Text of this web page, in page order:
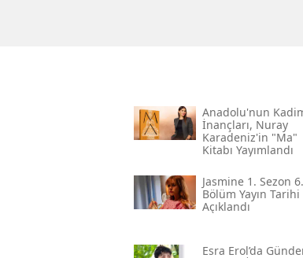
Anadolu'nun
İnançları, Nuray
Karadeniz'in "ma"
Kitabı Yayımlandı
Jasmine 1. Sezon 6.
Bölüm Yayın Tarihi
Açıklandı
Esra Erol’da